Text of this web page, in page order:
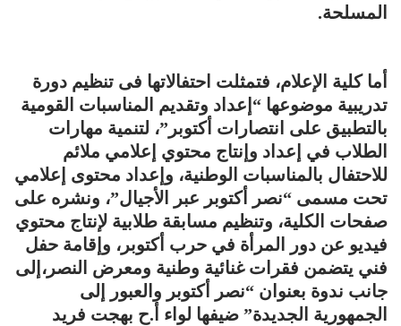
المسلحة.
أما كلية الإعلام، فتمثلت احتفالاتها فى تنظيم دورة
تدريبية موضوعها “إعداد وتقديم المناسبات القومية
بالتطبيق على انتصارات أكتوبر”، لتنمية مهارات
الطلاب في إعداد وإنتاج محتوي إعلامي ملائم
للاحتفال بالمناسبات الوطنية، وإعداد محتوى إعلامي
تحت مسمى “نصر أكتوبر عبر الأجيال”، ونشره على
صفحات الكلية، وتنظيم مسابقة طلابية لإنتاج محتوي
فيديو عن دور المرأة في حرب أكتوبر، وإقامة حفل
فني يتضمن فقرات غنائية وطنية ومعرض النصر،إلى
جانب ندوة بعنوان “نصر أكتوبر والعبور إلى
الجمهورية الجديدة” ضيفها لواء أ.ح بهجت فريد